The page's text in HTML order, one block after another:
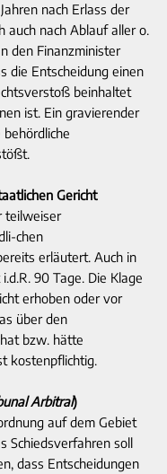
nach Erlass der
auch nach Ablauf aller o.
den Finanzminister
die Entscheidung einen
beinhaltet
ist. Ein gravierender
Gericht
teilweiser
chen
erläutert. Auch in
90 Tage. Die Klage
erhoben oder vor
über den
bzw. hätte
kostenpflichtig.
Arbitral)
auf dem Gebiet
Schiedsverfahren soll
dass Entscheidungen